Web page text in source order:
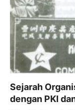
Sejarah
dengan PKI